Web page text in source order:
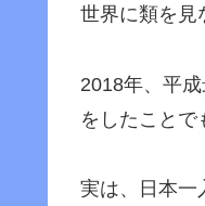
世界に類を見
2018年、平
をしたことで
実は、日本一